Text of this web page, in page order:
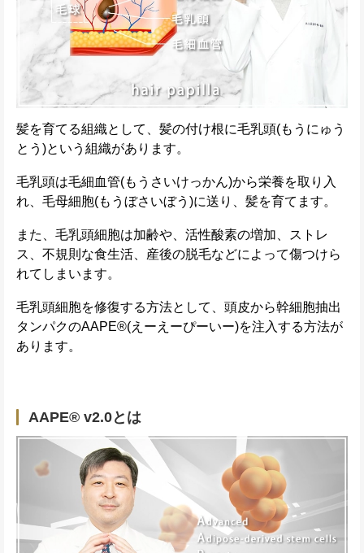
髪を育てる組織として、髪の付け根に毛乳頭(もうにゅう
とう)という組織があります。
毛乳頭は毛細血管(もうさいけっかん)から栄養を取り入
れ、毛母細胞(もうぼさいぼう)に送り、髪を育てます。
また、毛乳頭細胞は加齢や、活性酸素の増加、ストレ
ス、不規則な食生活、産後の脱毛などによって傷つけら
れてしまいます。
毛乳頭細胞を修復する方法として、頭皮から幹細胞抽出
タンパクのAAPE®(えーえーぴーいー)を注入する方法が
あります。
AAPE® v2.0とは